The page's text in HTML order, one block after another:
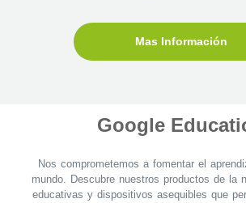
Mas Información
Google
Nos comprometemos a fomentar el
mundo. Descubre nuestros productos de la
educativas y dispositivos asequibles que